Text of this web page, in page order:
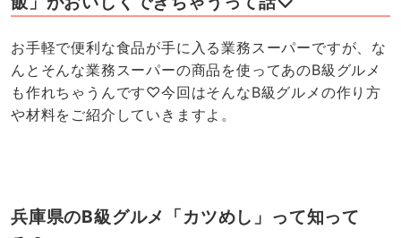
お手軽で便利な食品が手に入る業務スーパーですが、な
んとそんな業務スーパーの商品を使ってあのB級グルメ
も作れちゃうんです♡今回はそんなB級グルメの作り方
や材料をご紹介していきますよ。
兵庫県のB級グルメ「カツめし」って知って